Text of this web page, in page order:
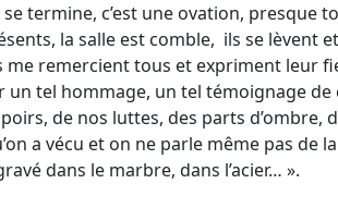
termine, c’est une ovation, presque
la salle est comble, ils se lèvent
remercient tous et expriment leur
un tel hommage, un tel témoignage de
de nos luttes, des parts d’ombre,
a vécu et on ne parle même pas de
dans le marbre, dans l’acier… ».